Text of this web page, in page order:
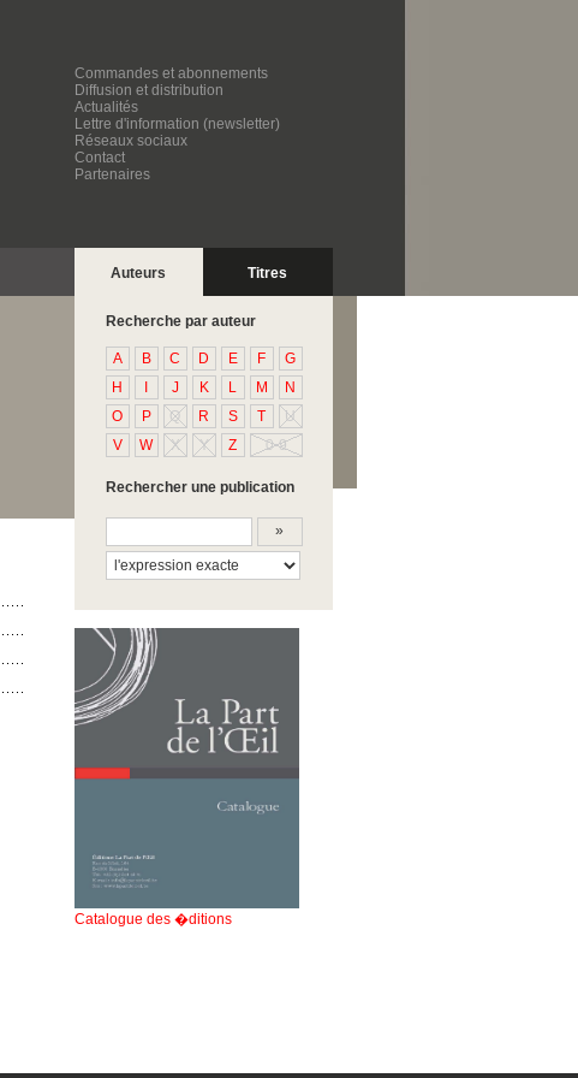
Commandes et abonnements
Diffusion et distribution
Actualités
Lettre d'information (newsletter)
Réseaux sociaux
Contact
Partenaires
Auteurs Titres
Recherche par auteur
A B C D E F
G
H
J K L M
N
O
P Q R S T
U
V
W X Y Z 0-9
Rechercher une publication
Catalogue des �ditions